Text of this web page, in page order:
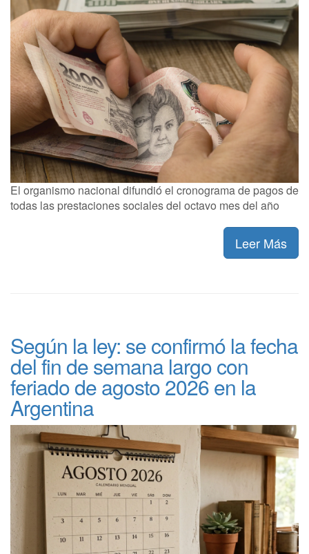
El organismo nacional difundió el cronograma de pagos de
todas las prestaciones sociales del octavo mes del año
Leer Más
Según la ley: se confirmó la fecha
del fin de semana largo con
feriado de agosto 2026 en la
Argentina